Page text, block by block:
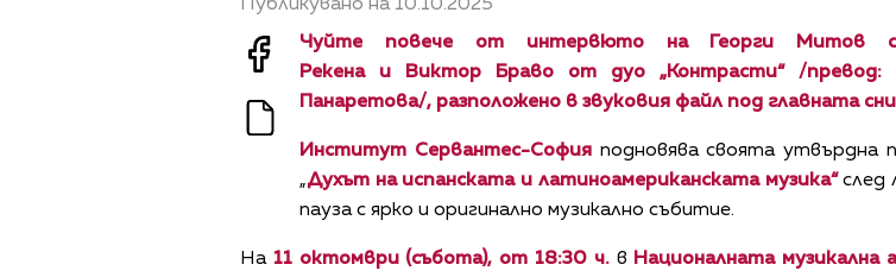
Публикувано на 10.10.2025
Чуйте повече от интервюто на Георги Митов
Рекенаи Виктор Браво от дуо „Контрасти“ /превод:
Панаретова/, разположено в звуковия файл под главната
Институт Сервантес-Софияподновява своята утвърдна
„Духът на испанската и латиноамериканската музика“след
пауза с ярко и оригинално музикално събитие.
На 11 октомври (събота), от 18:30 ч.в Националната музикална